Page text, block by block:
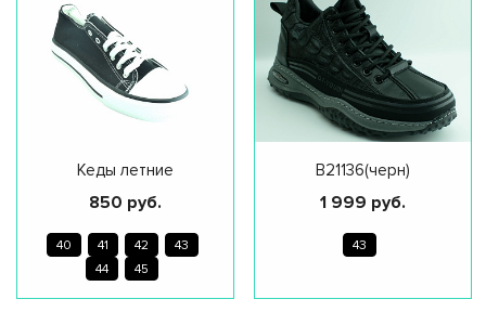
Кеды летние
850 руб.
40 41 42
43
44
45
B21136(черн)
1 999 руб.
43